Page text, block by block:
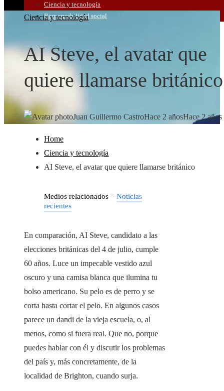
Ciencia y tecnología
Responsabilidad social
Ciencia y tecnología
AI Steve, el avatar que
quiere llamarse británico
Juan Guillermo CastroHace 2 añosHace 2 años
Home
Ciencia y tecnología
AI Steve, el avatar que quiere llamarse británico
Medios relacionados – Noticias
recientes
En comparación, AI Steve, candidato a las
elecciones británicas del 4 de julio, cumple
60 años. Luce un impecable vestido azul
oscuro y una camisa blanca que ilumina tu
bolso americano. Su pelo es de perro y se
corta hasta cortar el pelo. En algunos casos
parece un dandi de la vieja escuela, o, al
menos, como si fuera real. Que no, porque
puedes hablar con él y discutir los problemas
del país y, más concretamente, de la
localidad de Brighton, cuando surja.